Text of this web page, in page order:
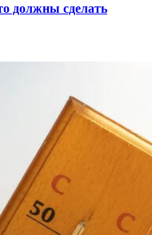
должны сделать